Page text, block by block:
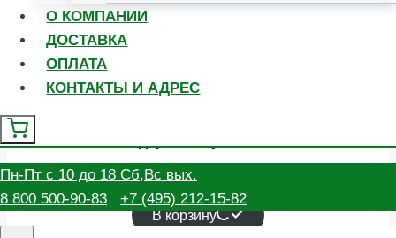
О КОМПАНИИ
ДОСТАВКА
ОПЛАТА
КОНТАКТЫ И АДРЕС
Пн-Пт с 10 до 18 Сб,Вс выx.
8 800 500-90-83
+7 (495) 212-15-82
1 740
В корзину